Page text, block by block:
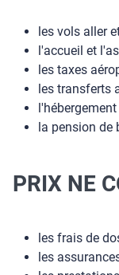
les vols aller
l'accueil et
les taxes
les transferts
la pension de
PRIX NE
les frais de
les